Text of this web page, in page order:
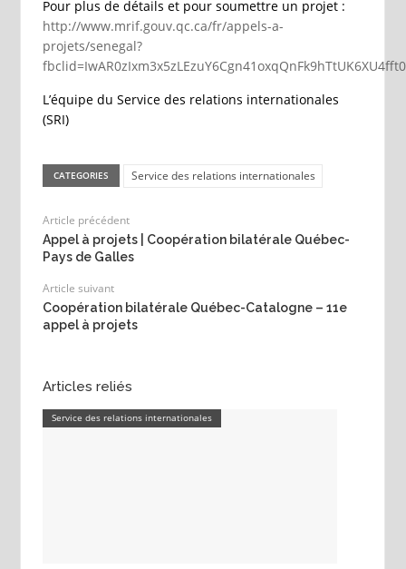
Pour plus de détails et pour soumettre un projet :
http://www.mrif.gouv.qc.ca/fr/appels-a-
projets/senegal?
L’équipe du Service des relations internationales
(SRI)
CATEGORIES Service des relations internationales
Article précédent
Appel à projets | Coopération bilatérale Québec-
Pays de Galles
Article suivant
Coopération bilatérale Québec-Catalogne – 11e
appel à projets
Articles reliés
Service des relations internationales